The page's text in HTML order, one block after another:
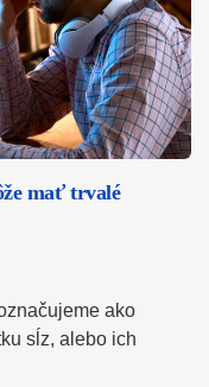
mať trvalé
ako
sĺz, alebo ich